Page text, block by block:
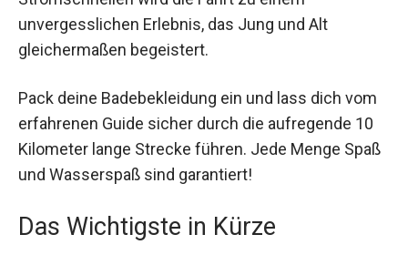
einem unvergesslichen Erlebnis, das Jung und
Alt gleichermaßen begeistert.
Pack deine Badebekleidung ein und lass dich
vom erfahrenen Guide sicher durch die
aufregende 10 Kilometer lange Strecke führen.
Jede Menge Spaß und Wasserspaß sind
Das Wichtigste in Kürze